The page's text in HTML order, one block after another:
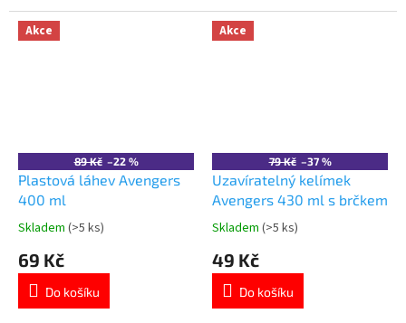
licencovaný motiv Avengers 👉
Více produktů Avengers
lehká a odolná ✓ licencovaný
motiv Avengers 👉 Více
produktů Avengers
Akce
89 Kč –22 %
Plastová láhev Avengers
400 ml
Průměrné
produktu
5,0
Skladem (>5 ks)
69 Kč
Do košíku
Akce
79 Kč –37 %
Uzavíratelný kelímek
Avengers 430 ml s brčkem
Průměrné
produktu
5,0
Skladem (>5 ks)
49 Kč
Do košíku